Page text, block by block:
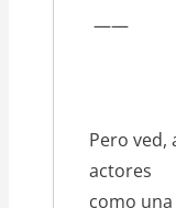
——
Pero ved,
actores
como